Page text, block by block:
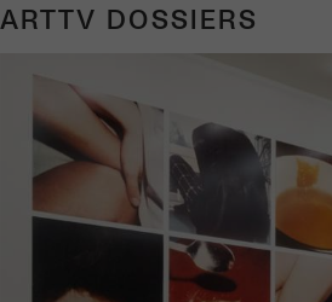
ARTTV DOSSIERS